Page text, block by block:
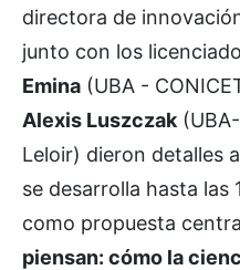
directora de
junto con los
Emina (UBA -
Alexis Luszczak
Leloir) dieron detalles
se desarrolla hasta las
como propuesta
piensan: cómo la